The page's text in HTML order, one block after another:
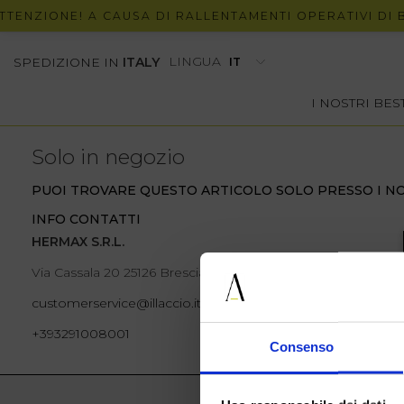
Consenso
A CAUSA DI RALLENTAMENTI OPERATIVI DI
SPEDIZIONE IN ITALY LINGUA
I NOSTRI
Solo in negozio
PUOI TROVARE QUESTO ARTICOLO SOLO PRESSO I
INFO CONTATTI
HERMAX S.R.L.
Via Cassala 20 25126 Brescia
customerservice@illaccio.it
+393291008001